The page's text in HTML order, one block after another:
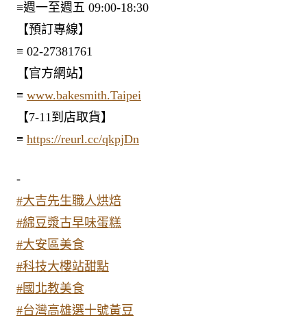
≡週一至週五 09:00-18:30
【預訂專線】
≡ 02-27381761
【官方網站】
≡ www.bakesmith.Taipei
【7-11到店取貨】
≡ https://reurl.cc/qkpjDn
-
#大吉先生職人烘焙
#綿豆漿古早味蛋糕
#大安區美食
#科技大樓站甜點
#國北教美食
#台灣高雄選十號黃豆